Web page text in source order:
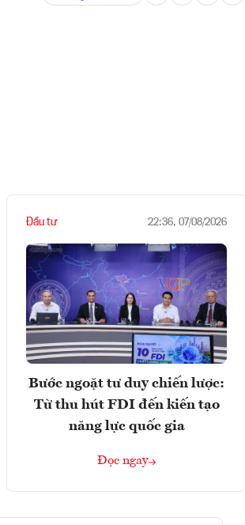
Đầu tư 22:36, 07/08/2026
Bước ngoặt tư duy chiến lược:
Từ thu hút FDI đến kiến tạo
năng lực quốc gia
Đọc ngay